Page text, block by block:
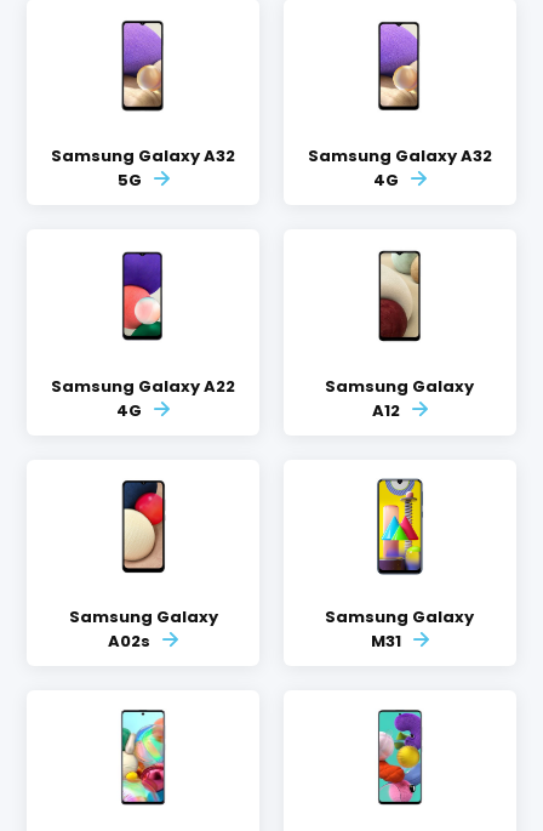
Samsung Galaxy A32
5G
Samsung Galaxy A32
4G
Samsung Galaxy A22
4G
Samsung Galaxy
A12
Samsung Galaxy
A02s
Samsung Galaxy
M31